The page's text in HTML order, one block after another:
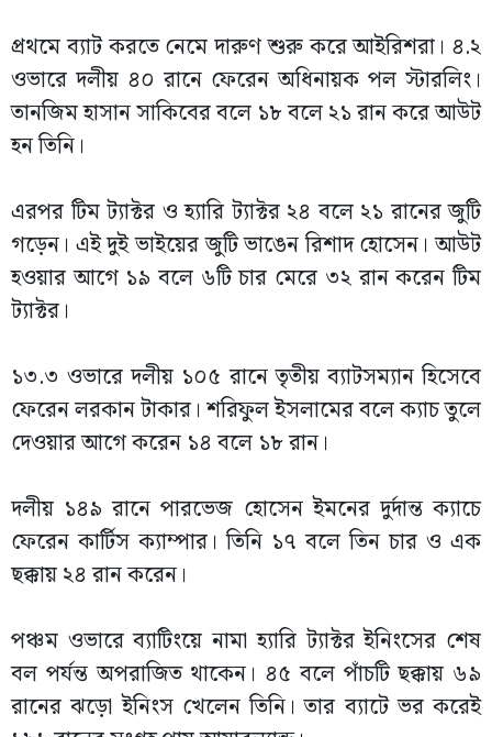
প্রথমে ব্যাট করতে নেমে দারুণ শুরু করে আইরিশরা। ৪.২
ওভারে দলীয় ৪০ রানে ফেরেন অধিনায়ক পল স্টারলিং।
তানজিম হাসান সাকিবের বলে ১৮ বলে ২১ রান করে আউট
হন তিনি।
এরপর টিম ট্যাক্টর ও হ্যারি ট্যাক্টর ২৪ বলে ২১ রানের জুটি
গড়েন। এই দুই ভাইয়ের জুটি ভাঙেন রিশাদ হোসেন। আউট
হওয়ার আগে ১৯ বলে ৬টি চার মেরে ৩২ রান করেন টিম
ট্যাক্টর।
১৩.৩ ওভারে দলীয় ১০৫ রানে তৃতীয় ব্যাটসম্যান হিসেবে
ফেরেন লরকান টাকার। শরিফুল ইসলামের বলে ক্যাচ তুলে
দেওয়ার আগে করেন ১৪ বলে ১৮ রান।
দলীয় ১৪৯ রানে পারভেজ হোসেন ইমনের দুর্দান্ত ক্যাচে
ফেরেন কার্টিস ক্যাম্পার। তিনি ১৭ বলে তিন চার ও এক
ছক্কায় ২৪ রান করেন।
পঞ্চম ওভারে ব্যাটিংয়ে নামা হ্যারি ট্যাক্টর ইনিংসের শেষ
বল পর্যন্ত অপরাজিত থাকেন। ৪৫ বলে পাঁচটি ছক্কায় ৬৯
রানের ঝড়ো ইনিংস খেলেন তিনি। তার ব্যাটে ভর করেই